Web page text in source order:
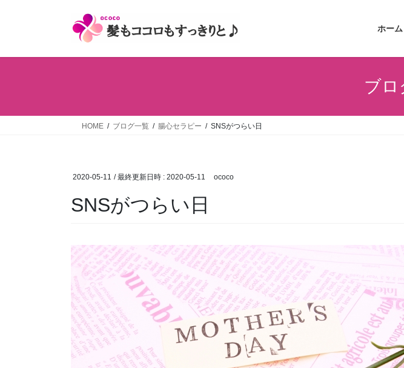
ホーム
ブロ
HOME ブログ一覧 腸心セラピー SNSがつらい日
2020-05-11 / 最終更新日時 : 2020-05-11 ococo
SNSがつらい日